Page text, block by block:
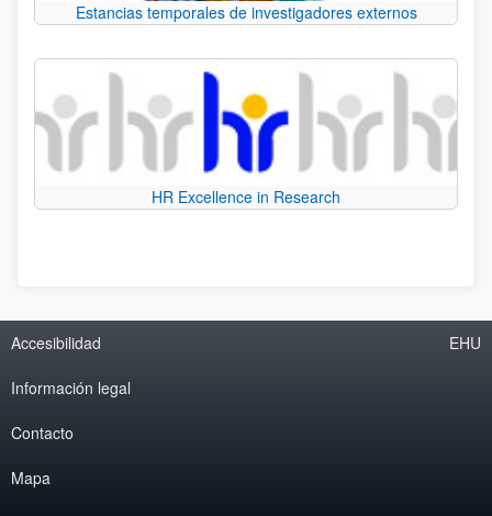
Estancias temporales de investigadores externos
HR Excellence in Research
Accesibilidad
Información legal
Contacto
Mapa
EHU